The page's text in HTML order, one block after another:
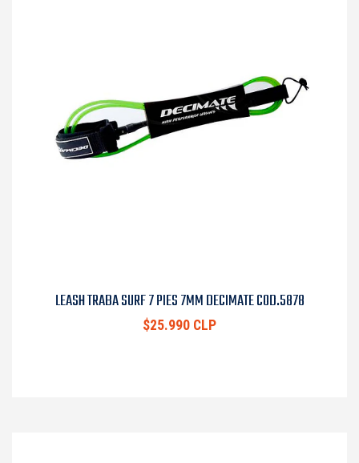
LEASH TRABA SURF 7 PIES 7MM DECIMATE COD.5878
$25.990 CLP